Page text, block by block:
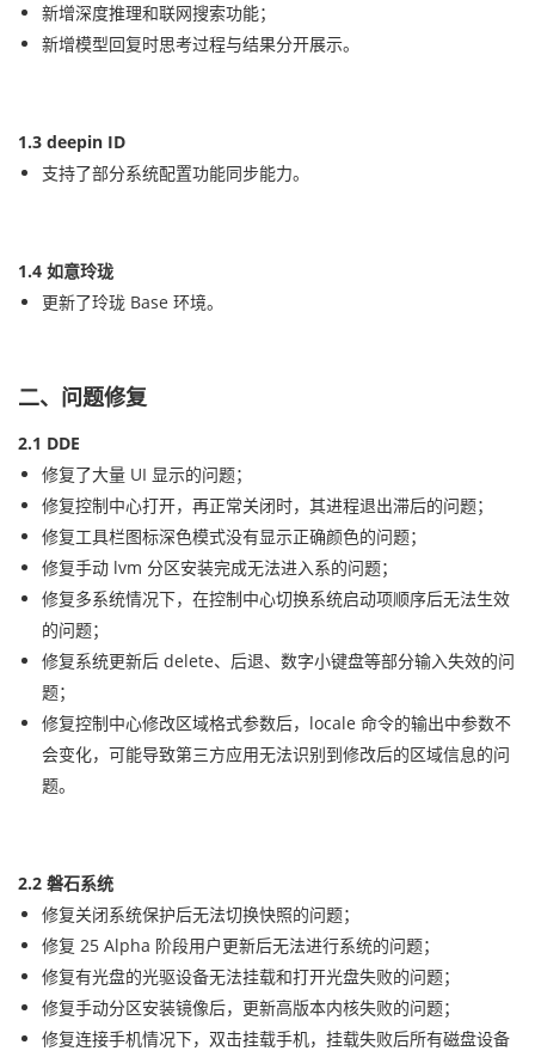
新增深度推理和联网搜索功能；
新增模型回复时思考过程与结果分开展示。
1.3 deepin ID
支持了部分系统配置功能同步能力。
1.4 如意玲珑
更新了玲珑 Base 环境。
二、问题修复
2.1 DDE
修复了大量 UI 显示的问题；
修复控制中心打开，再正常关闭时，其进程退出滞后的问题；
修复工具栏图标深色模式没有显示正确颜色的问题；
修复手动 lvm 分区安装完成无法进入系的问题；
修复多系统情况下，在控制中心切换系统启动项顺序后无法生效
的问题；
修复系统更新后 delete、后退、数字小键盘等部分输入失效的问
题；
修复控制中心修改区域格式参数后，locale 命令的输出中参数不
会变化，可能导致第三方应用无法识别到修改后的区域信息的问
题。
2.2 磐石系统
修复关闭系统保护后无法切换快照的问题；
修复 25 Alpha 阶段用户更新后无法进行系统的问题；
修复有光盘的光驱设备无法挂载和打开光盘失败的问题；
修复手动分区安装镜像后，更新高版本内核失败的问题；
修复连接手机情况下，双击挂载手机，挂载失败后所有磁盘设备